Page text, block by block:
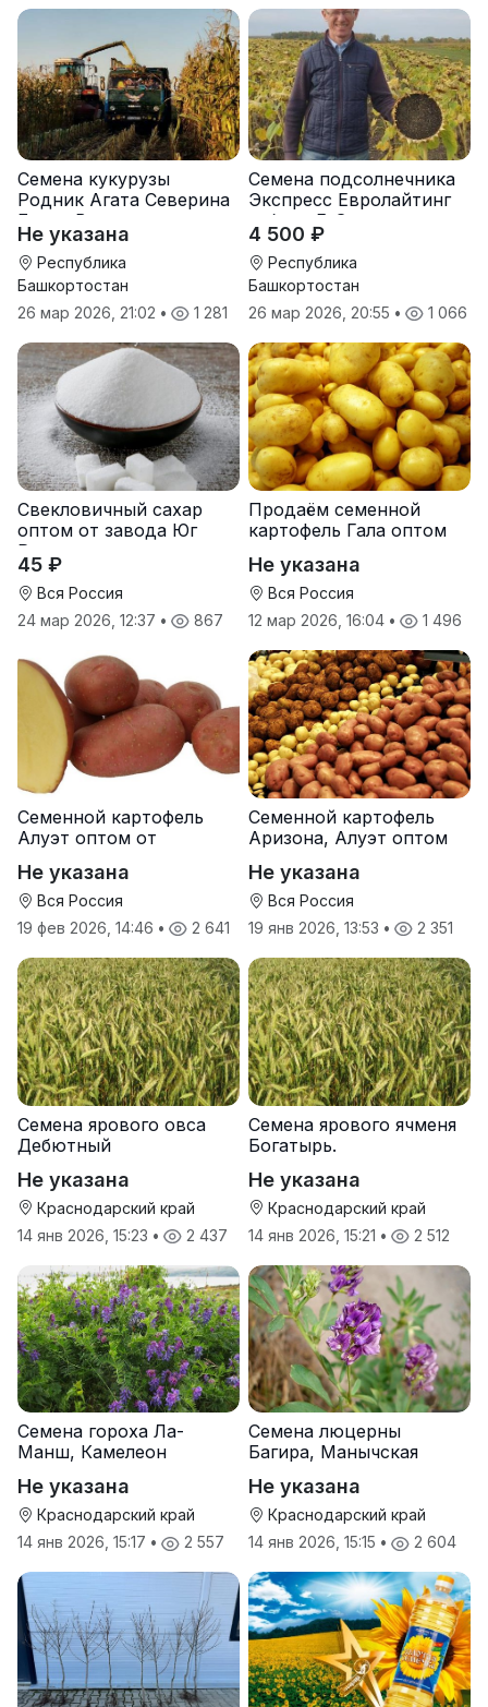
Семена кукурузы
Родник Агата Северина
Берта Вилора
Прохладненский Дарина
Росс Машук Катерина
Не указана
Республика
Башкортостан
26 мар 2026, 21:02 • 1 281
Семена подсолнечника
Экспресс Евролайтинг
гибрид F-G+
4 500 ₽
Республика
Башкортостан
26 мар 2026, 20:55 • 1 066
Свекловичный сахар
оптом от завода Юг
Руси
45 ₽
Вся Россия
24 мар 2026, 12:37 • 867
Продаём семенной
картофель Гала оптом
Не указана
Вся Россия
12 мар 2026, 16:04 • 1 496
Семенной картофель
Алуэт оптом от
Не указана
Вся Россия
19 фев 2026, 14:46 • 2 641
Семенной картофель
Аризона, Алуэт оптом
Не указана
Вся Россия
19 янв 2026, 13:53 • 2 351
Семена ярового овса
Дебютный
Не указана
Краснодарский край
14 янв 2026, 15:23 • 2 437
Семена ярового ячменя
Богатырь.
Не указана
Краснодарский край
14 янв 2026, 15:21 • 2 512
Семена гороха Ла-
Манш, Камелеон
Не указана
Краснодарский край
14 янв 2026, 15:17 • 2 557
Семена люцерны
Багира, Манычская
Не указана
Краснодарский край
14 янв 2026, 15:15 • 2 604